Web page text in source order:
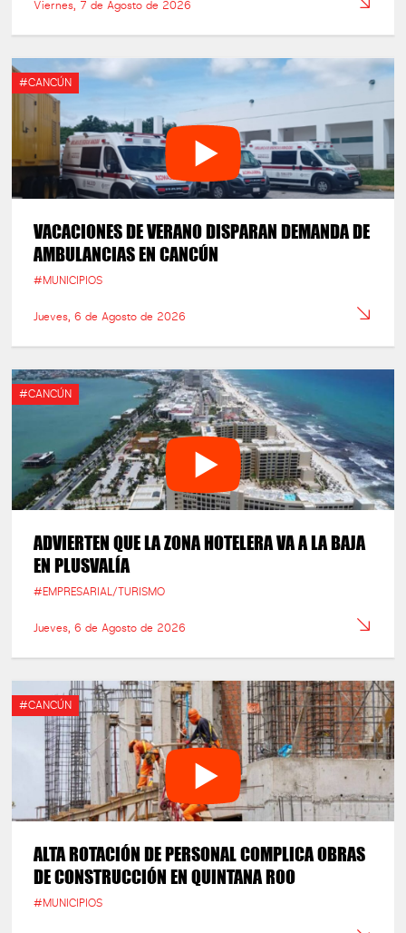
Viernes, 7 de Agosto de 2026
#CANCÚN
VACACIONES DE VERANO DISPARAN DEMANDA DE
AMBULANCIAS EN CANCÚN
#MUNICIPIOS
Jueves, 6 de Agosto de 2026
#CANCÚN
ADVIERTEN QUE LA ZONA HOTELERA VA A LA BAJA
EN PLUSVALÍA
#EMPRESARIAL/TURISMO
Jueves, 6 de Agosto de 2026
#CANCÚN
ALTA ROTACIÓN DE PERSONAL COMPLICA OBRAS
DE CONSTRUCCIÓN EN QUINTANA ROO
#MUNICIPIOS